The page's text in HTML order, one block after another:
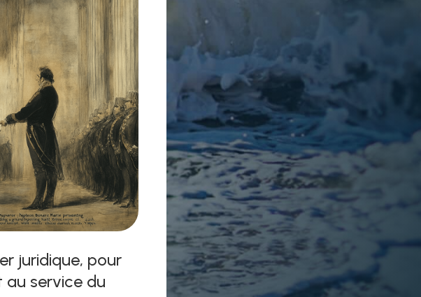
juridique, pour
au service du